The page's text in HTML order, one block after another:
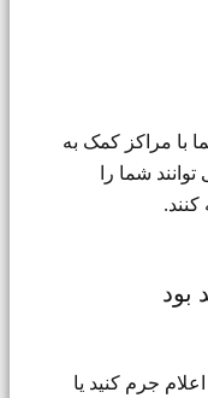
با مراکز کمک به
شما را
بود
جرم کنید یا